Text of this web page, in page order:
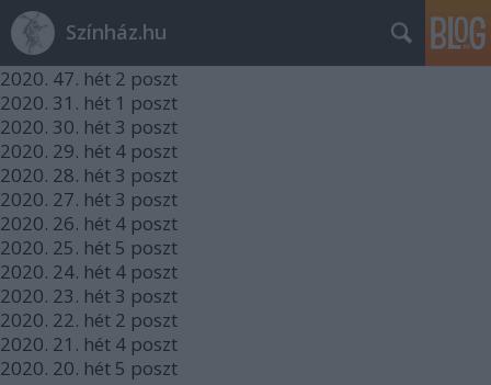
Színház.hu
2020. 47. hét 2 poszt
2020. 31. hét 1 poszt
2020. 30. hét 3 poszt
2020. 29. hét 4 poszt
2020. 28. hét 3 poszt
2020. 27. hét 3 poszt
2020. 26. hét 4 poszt
2020. 25. hét 5 poszt
2020. 24. hét 4 poszt
2020. 23. hét 3 poszt
2020. 22. hét 2 poszt
2020. 21. hét 4 poszt
2020. 20. hét 5 poszt